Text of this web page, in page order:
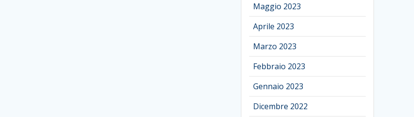
Maggio 2023
Aprile 2023
Marzo 2023
Febbraio 2023
Gennaio 2023
Dicembre 2022